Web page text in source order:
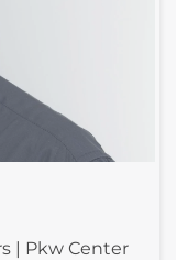
| Pkw Center